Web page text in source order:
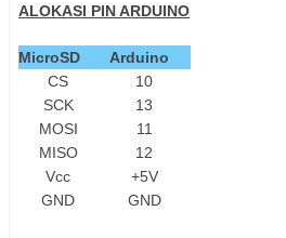
ALOKASI PIN ARDUINO
MicroSD
Arduino
CS
10
SCK
13
MOSI
11
MISO
12
Vcc
+5V
GND
GND